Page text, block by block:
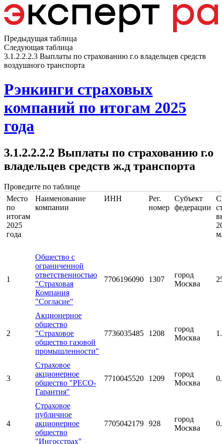
Предыдущая таблица
Следующая таблица
3.1.2.2.2.3 Выплаты по страхованию г.о владельцев средств
воздушного транспорта
Рэнкинги страховых
компаний по итогам 2025
года
3.1.2.2.2.2 Выплаты по страхованию г.о
владельцев средств ж.д транспорта
Проведите по таблице
Место
по
итогам
2025
года
Наименование
компании
ИНН
Рег.
номер
Субъект
федерации
1
Общество с
ограниченной
ответственностью
"Страховая
Компания
"Согласие"
7706196090 1307
город
Москва
2
Акционерное
общество
"Страховое
общество газовой
промышленности"
7736035485 1208
город
Москва
3
Страховое
акционерное
общество "РЕСО-
Гарантия"
7710045520 1209
город
Москва
4
Страховое
публичное
акционерное
общество
"Ингосстрах"
7705042179 928
город
Москва